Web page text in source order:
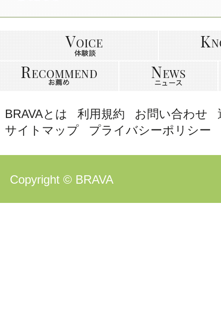
BRAVAとは 利用規約 お問い合わせ
サイトマップ
プライバシーポリシー
Copyright © BRAVA